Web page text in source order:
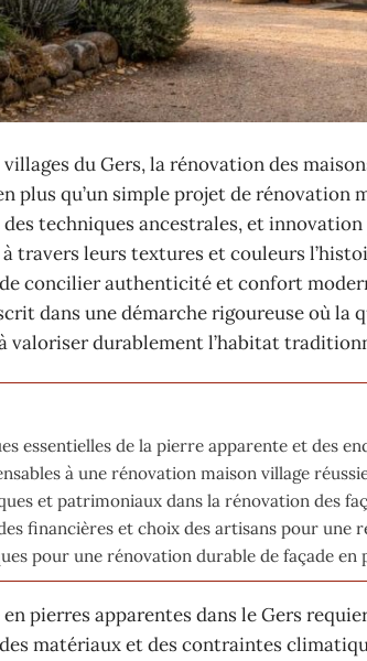
du Gers, la rénovation des
plus qu’un simple projet de rénovation
techniques ancestrales, et
travers leurs textures et couleurs
concilier authenticité et confort
dans une démarche rigoureuse où
valoriser durablement l’habitat
essentielles de la pierre apparente et des
à une rénovation maison village
et patrimoniaux dans la rénovation des
financières et choix des artisans pour une
pour une rénovation durable de façade en
en pierres apparentes dans le Gers
matériaux et des contraintes